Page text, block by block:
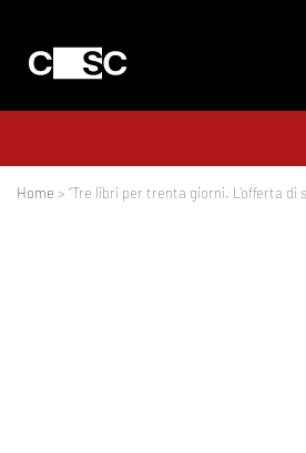
Home > “Tre libri per trenta giorni. L’offerta